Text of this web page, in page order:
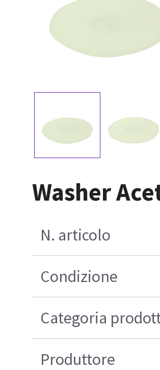
Washer
N. articolo
Condizione
Categoria
Produttore